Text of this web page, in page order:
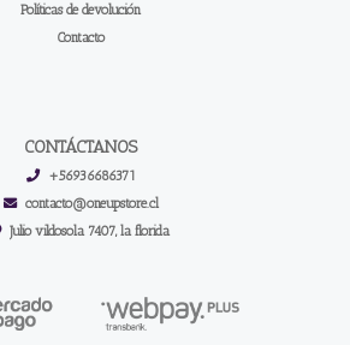
Políticas de devolución
Contacto
CONTÁCTANOS
+56936686371
contacto@oneupstore.cl
Julio vildosola 7407, la florida